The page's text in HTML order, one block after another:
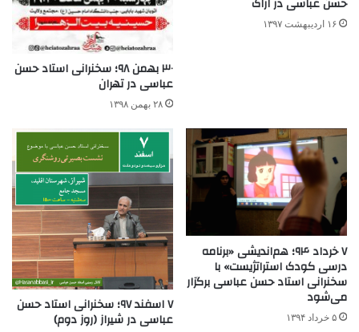
۱۶ اردیبهشت ۱۳۹۷
۳۰ بهمن ۹۸؛ سخنرانی استاد حسن
عباسی در تهران
۲۸ بهمن ۱۳۹۸
۷ خرداد ۹۴؛ هم‌اندیشی «برنامه
درسی کودک استراتژیست» با
سخنرانی استاد حسن عباسی برگزار
می‌‌شود
۵ خرداد ۱۳۹۴
۷ اسفند ۹۷؛ سخنرانی استاد حسن
عباسی در شیراز (روز دوم)